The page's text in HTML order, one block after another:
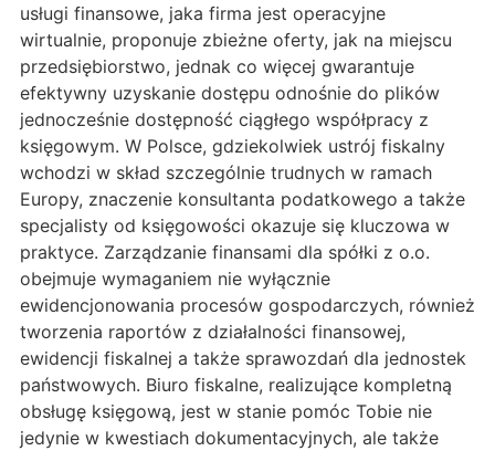
usługi finansowe, jaka firma jest operacyjne
wirtualnie, proponuje zbieżne oferty, jak na miejscu
przedsiębiorstwo, jednak co więcej gwarantuje
efektywny uzyskanie dostępu odnośnie do plików
jednocześnie dostępność ciągłego współpracy z
księgowym. W Polsce, gdziekolwiek ustrój fiskalny
wchodzi w skład szczególnie trudnych w ramach
Europy, znaczenie konsultanta podatkowego a także
specjalisty od księgowości okazuje się kluczowa w
praktyce. Zarządzanie finansami dla spółki z o.o.
obejmuje wymaganiem nie wyłącznie
ewidencjonowania procesów gospodarczych, również
tworzenia raportów z działalności finansowej,
ewidencji fiskalnej a także sprawozdań dla jednostek
państwowych. Biuro fiskalne, realizujące kompletną
obsługę księgową, jest w stanie pomóc Tobie nie
jedynie w kwestiach dokumentacyjnych, ale także